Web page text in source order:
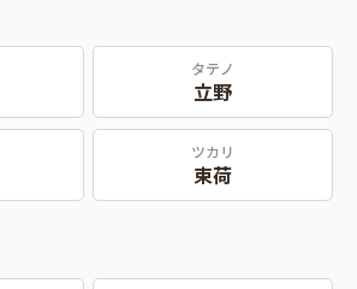
タテノ
立野
ツカリ
束荷